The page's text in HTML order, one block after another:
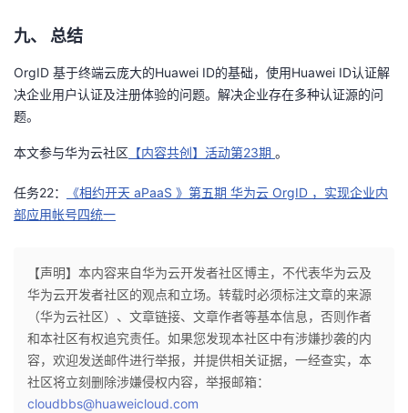
九、 总结
OrgID 基于终端云庞大的Huawei ID的基础，使用Huawei ID认证解
决企业用户认证及注册体验的问题。解决企业存在多种认证源的问
题。
本文参与华为云社区 【内容共创】活动第23期 。
任务22： 《相约开天 aPaaS 》第五期 华为云 OrgID ，实现企业内
部应用帐号四统一
【声明】本内容来自华为云开发者社区博主，不代表华为云及
华为云开发者社区的观点和立场。转载时必须标注文章的来源
（华为云社区）、文章链接、文章作者等基本信息，否则作者
和本社区有权追究责任。如果您发现本社区中有涉嫌抄袭的内
容，欢迎发送邮件进行举报，并提供相关证据，一经查实，本
社区将立刻删除涉嫌侵权内容，举报邮箱：
cloudbbs@huaweicloud.com